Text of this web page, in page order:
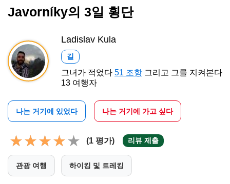
Javorníky의 3일 횡단
Ladislav Kula
길
그녀가 적었다 51 조항 그리고 그를 지켜본다
13 여행자
나는 거기에 있었다 나는 거기에 가고 싶다
(1 평가) 리뷰 제출
관광 여행 하이킹 및 트레킹